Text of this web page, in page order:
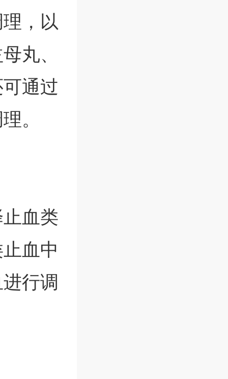
，以
丸、
通过
。
血类
血中
行调